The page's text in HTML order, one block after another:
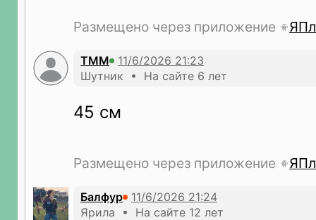
Размещено через приложение
TMM
Шутник • На сайте 6 лет
45 см
Размещено через приложение
Балфур
Ярила • На сайте 12 лет